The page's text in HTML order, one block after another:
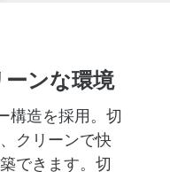
ンな環境
構造を採用。切
クリーンで快
できます。切